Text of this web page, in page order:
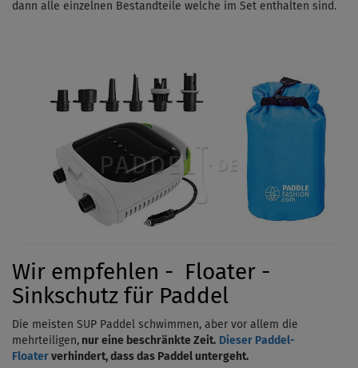
dann alle einzelnen Bestandteile welche im Set enthalten sind.
Wir empfehlen - Floater -
Sinkschutz für Paddel
Die meisten SUP Paddel schwimmen, aber vor allem die
mehrteiligen, nur eine beschränkte Zeit. Dieser Paddel-
Floater verhindert, dass das Paddel untergeht.